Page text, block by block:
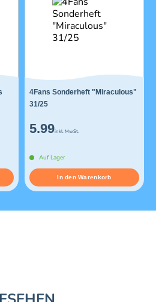
4Fans Sonderheft "Miraculous"
31/25
5.99inkl. MwSt.
Auf Lager
In den Warenkorb